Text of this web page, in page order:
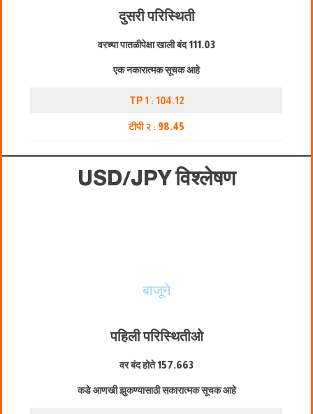
दुसरी परिस्थिती
वरच्या पातळीपेक्षा खाली बंद111.03
एक नकारात्मक सूचक आहे
TP 1 : 104.12
टीपी २ : 98.45
USD/JPY विश्लेषण
बाजूने
पहिली परिस्थितीओ
वर बंद होते157.663
कडे आणखी झुकण्यासाठी सकारात्मक सूचक आहे